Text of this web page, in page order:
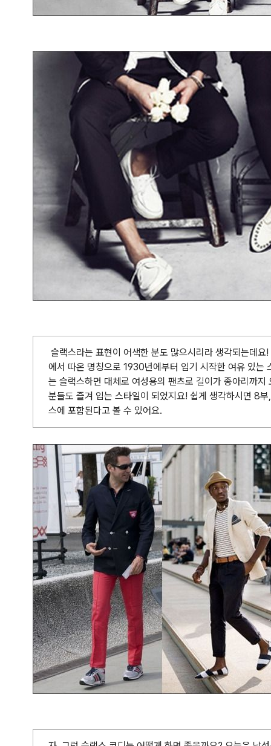
슬랙스라는 표현이 어색한 분도 많으시리라 생각되는데
에서 따온 명칭으로 1930년에부터 입기 시작한 여유 있는
는 슬랙스하면 대체로 여성용의 팬츠로 길이가 종아리까
분들도 즐겨 입는 스타일이 되었지요! 쉽게 생각하시면 8
스에 포함된다고 볼 수 있어요.